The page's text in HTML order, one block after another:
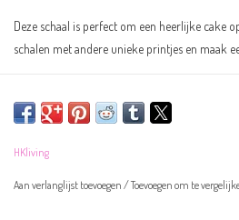
Deze schaal is perfect om een heerlijke cake
schalen met andere unieke printjes en maak
Let op! De schaal is handgeschilderd en kan
HKliving
Aan verlanglijst toevoegen /Toevoegen om te